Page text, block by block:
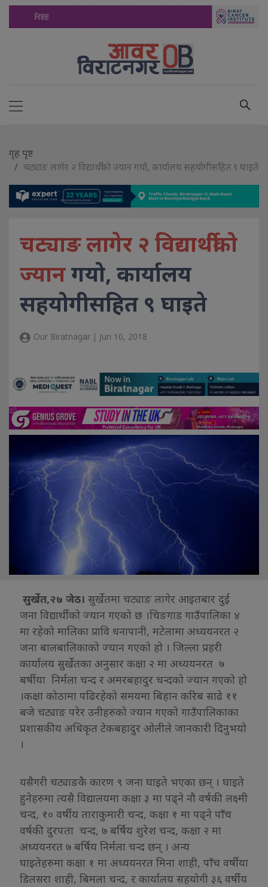
गृह पृष्ट
चट्याङ लागेर २ विद्यार्थीको ज्यान गयो, कार्यालय सहयोगीसहित ९ घाइते
चट्याङ लागेर २ विद्यार्थीको
ज्यानगयो, कार्यालय
सहयोगीसहित ९ घाइते
Our Biratnagar | Jun 10, 2018
सुर्खेत,२७ जेठ। सुर्खेतमा चट्याङ लागेर आइतबार दुई
जना विद्यार्थीको ज्यान गएको छ ।चिङगाड गाउँपालिका ४
मा रहेको मालिका प्रावि धनापानी, मटेलामा अध्ययनरत २
जना बालबालिकाको ज्यान गएको हो । जिल्ला प्रहरी
कार्यालय सुर्खेतका अनुसार कक्षा २ मा अध्ययनरत ७
बर्षीया निर्मला चन्द र अमरबहादुर चन्दको ज्यान गएको हो
।कक्षा कोठामा पढिरहेको समयमा बिहान करिब साढे ११
बजे चट्याङ परेर उनीहरुको ज्यान गएको गाउँपालिकाका
प्रशासकीय अधिकृत टेकबहादुर ओलीले जानकारी दिनुभयो
।
यसैगरी चट्याङकै कारण ९ जना घाइते भएका छन् । घाइते
हुनेहरुमा त्यसै विद्यालयमा कक्षा ३ मा पढ्ने नौ वर्षकी लक्ष्मी
चन्द, १० वर्षीय ताराकुमारी चन्द, कक्षा १ मा पढ्ने पाँच
वर्षकी दुरपता चन्द, ७ बर्षिय शुरेश चन्द, कक्षा २ मा
अध्ययनरत ७ बर्षिय निर्मला चन्द छन् । अन्य
घाइतेहरुमा कक्षा १ मा अध्ययनरत मिना शाही, पाँच वर्षीया
डिलसरा शाही, बिमला चन्द, र कार्यालय सहयोगी ३६ वर्षीय